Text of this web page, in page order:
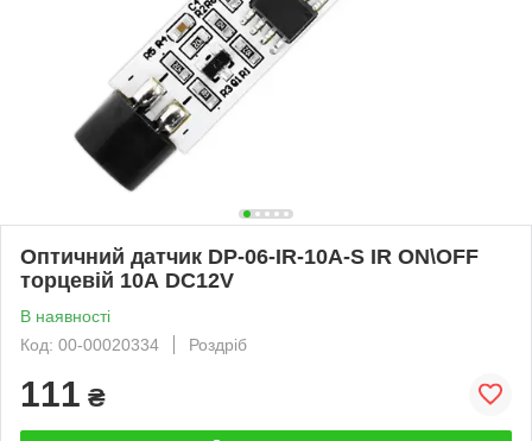
Оптичний датчик DP-06-IR-10A-S IR ON\OFF
торцевій 10А DC12V
В наявності
Код: 00-00020334
Роздріб
111 ₴